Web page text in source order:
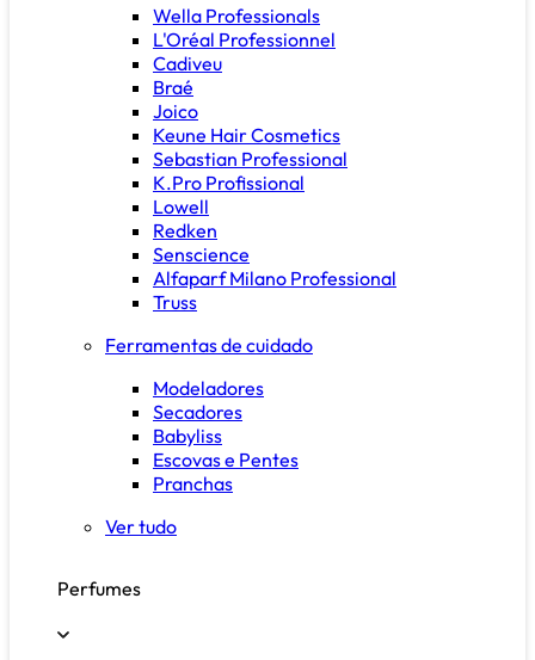
Wella Professionals
L'Oréal Professionnel
Cadiveu
Braé
Joico
Keune Hair Cosmetics
Sebastian Professional
K.Pro Profissional
Lowell
Redken
Senscience
Alfaparf Milano Professional
Truss
Ferramentas de cuidado
Modeladores
Secadores
Babyliss
Escovas e Pentes
Pranchas
Ver tudo
Perfumes